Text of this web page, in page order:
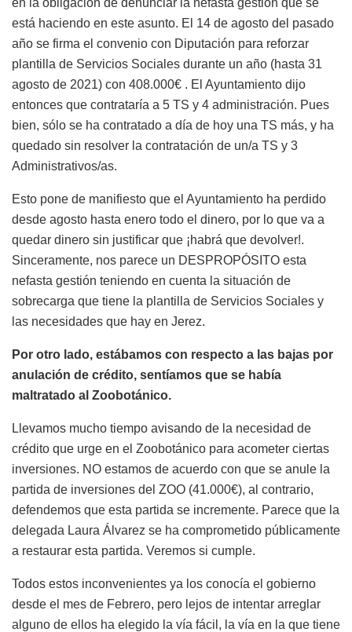
está haciendo en este asunto. El 14 de agosto del pasado
año se firma el convenio con Diputación para reforzar
plantilla de Servicios Sociales durante un año (hasta 31
agosto de 2021) con 408.000€ . El Ayuntamiento dijo
entonces que contrataría a 5 TS y 4 administración. Pues
bien, sólo se ha contratado a día de hoy una TS más, y ha
quedado sin resolver la contratación de un/a TS y 3
Administrativos/as.
Esto pone de manifiesto que el Ayuntamiento ha perdido
desde agosto hasta enero todo el dinero, por lo que va a
quedar dinero sin justificar que ¡habrá que devolver!.
Sinceramente, nos parece un DESPROPÓSITO esta
nefasta gestión teniendo en cuenta la situación de
sobrecarga que tiene la plantilla de Servicios Sociales y
las necesidades que hay en Jerez.
Por otro lado, estábamos con respecto a las bajas por
anulación de crédito, sentíamos que se había
maltratado al Zoobotánico.
Llevamos mucho tiempo avisando de la necesidad de
crédito que urge en el Zoobotánico para acometer ciertas
inversiones. NO estamos de acuerdo con que se anule la
partida de inversiones del ZOO (41.000€), al contrario,
defendemos que esta partida se incremente. Parece que la
delegada Laura Álvarez se ha comprometido públicamente
a restaurar esta partida. Veremos si cumple.
Todos estos inconvenientes ya los conocía el gobierno
desde el mes de Febrero, pero lejos de intentar arreglar
alguno de ellos ha elegido la vía fácil, la vía en la que tiene